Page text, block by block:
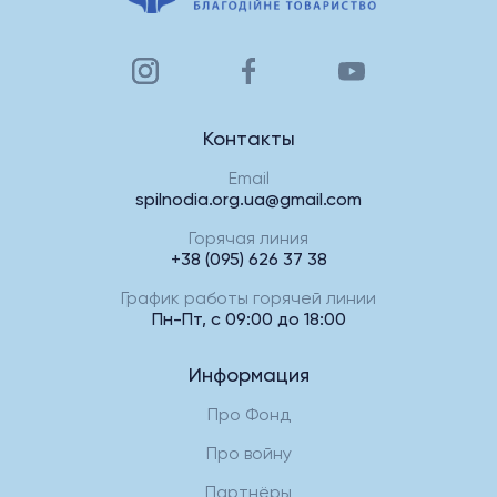
Контакты
Email
spilnodia.org.ua@gmail.com
Горячая линия
+38 (095) 626 37 38
График работы горячей линии
Пн-Пт, с 09:00 до 18:00
Информация
Про Фонд
Про войну